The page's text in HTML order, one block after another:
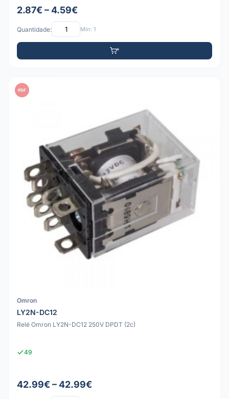
2.87€ – 4.59€
Quantidade: Mín: 1
PDF
Omron
LY2N-DC12
Relé Omron LY2N-DC12 250V DPDT (2c)
49
42.99€ – 42.99€